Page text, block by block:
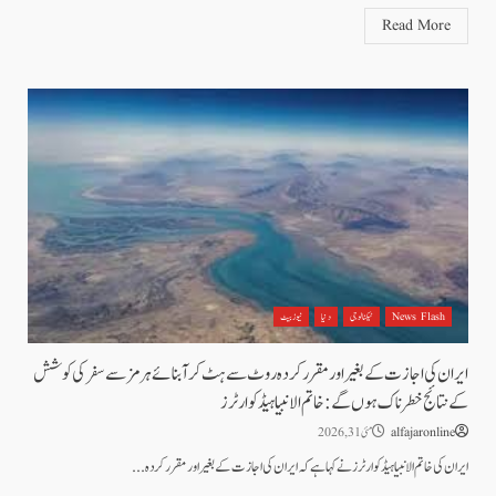
Read More
News Flash ٹیکنالوجی دنیا نیوز بیٹ
ایران کی اجازت کے بغیر اور مقرر کردہ روٹ سے ہٹ کر آبنائے ہرمز سے سفر کی کوشش
کے نتائج خطرناک ہوں گے: خاتم الانبیا ہیڈکوارٹرز
alfajaronline مئی 31, 2026
ایران کی خاتم الانبیا ہیڈکوارٹرز نے کہا ہے کہ ایران کی اجازت کے بغیر اور مقرر کردہ...